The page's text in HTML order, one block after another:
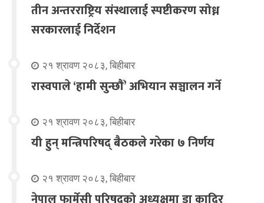
तीन अन्तरराष्ट्रिय संस्थालाई स्पष्टीकरण सोध्न
सरकारलाई निर्देशन
२१ श्रावण २०८३, बिहीबार
रास्वपाले ‘हामी सुन्छौँ’ अभियान सञ्चालन गर्ने
२१ श्रावण २०८३, बिहीबार
यी हुन् मन्त्रिपरिषद् बैठकले गरेका ७ निर्णय
२१ श्रावण २०८३, बिहीबार